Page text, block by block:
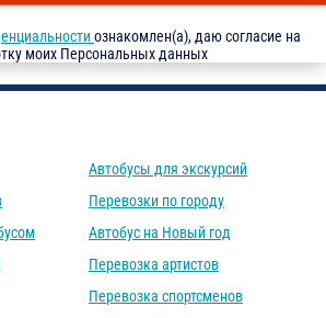
ознакомлен(а), даю согласие на
моих Персональных данных
Автобусы для экскурсий
Перевозки по городу
Автобус на Новый год
Перевозка артистов
Перевозка спортсменов